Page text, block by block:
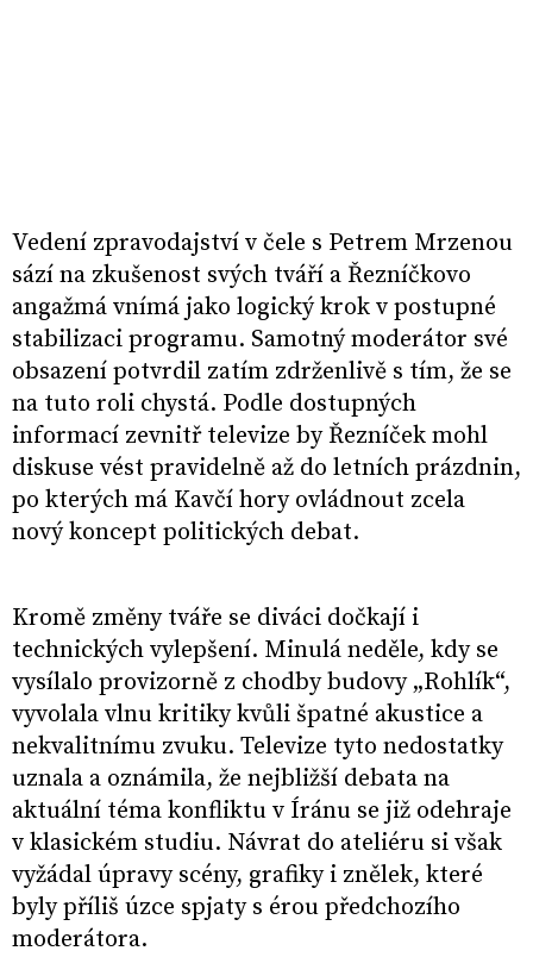
Vedení zpravodajství v čele s Petrem Mrzenou
sází na zkušenost svých tváří a Řezníčkovo
angažmá vnímá jako logický krok v postupné
stabilizaci programu. Samotný moderátor své
obsazení potvrdil zatím zdrženlivě s tím, že se
na tuto roli chystá. Podle dostupných
informací zevnitř televize by Řezníček mohl
diskuse vést pravidelně až do letních prázdnin,
po kterých má Kavčí hory ovládnout zcela
nový koncept politických debat.
Kromě změny tváře se diváci dočkají i
technických vylepšení. Minulá neděle, kdy se
vysílalo provizorně z chodby budovy „Rohlík“,
vyvolala vlnu kritiky kvůli špatné akustice a
nekvalitnímu zvuku. Televize tyto nedostatky
uznala a oznámila, že nejbližší debata na
aktuální téma konfliktu v Íránu se již odehraje
v klasickém studiu. Návrat do ateliéru si však
vyžádal úpravy scény, grafiky i znělek, které
byly příliš úzce spjaty s érou předchozího
moderátora.